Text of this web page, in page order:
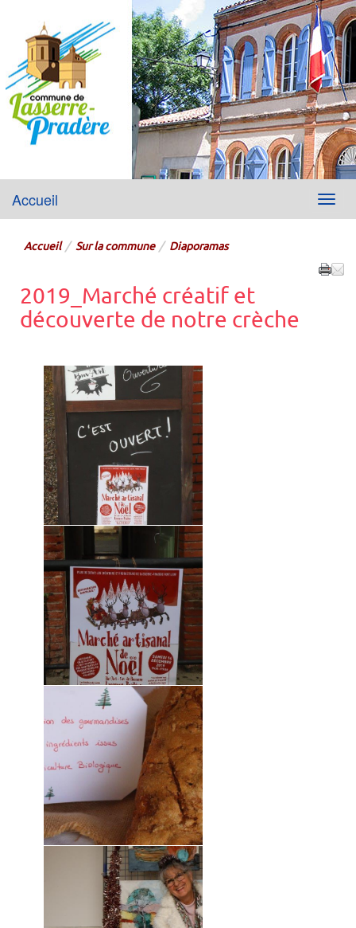
Lasserre-Pradère
Site officiel de la mairie
Menu
Accueil
Accueil Sur la commune Diaporamas
2019_Marché créatif et
découverte de notre crèche